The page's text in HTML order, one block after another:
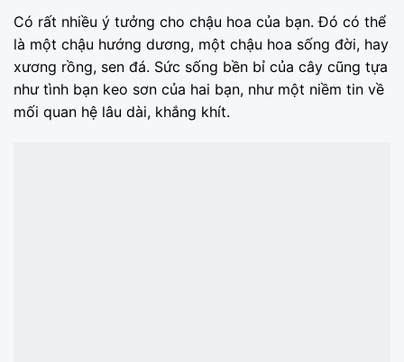
Có rất nhiều ý tưởng cho chậu hoa của bạn. Đó có thể
là một chậu hướng dương, một chậu hoa sống đời, hay
xương rồng, sen đá. Sức sống bền bỉ của cây cũng tựa
như tình bạn keo sơn của hai bạn, như một niềm tin về
mối quan hệ lâu dài, khắng khít.